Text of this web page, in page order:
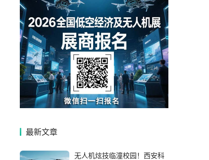
最新文章
无人机炫技临潼校园！西安科